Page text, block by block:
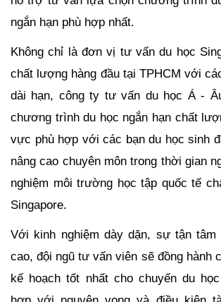
ngắn hạn phù hợp nhất.
Không chỉ là đơn vị tư vấn du học
chất lượng hàng đầu tại TPHCM với
dài hạn, công ty tư vấn du học Á -
chương trình du học ngắn hạn chất
vực phù hợp với các bạn du học sinh
nâng cao chuyên môn trong thời gian
nghiệm môi trường học tập quốc tế
Singapore.
Với kinh nghiệm dày dặn, sự tận tâm
cao, đội ngũ tư vấn viên sẽ đồng hành
kế hoạch tốt nhất cho chuyến du